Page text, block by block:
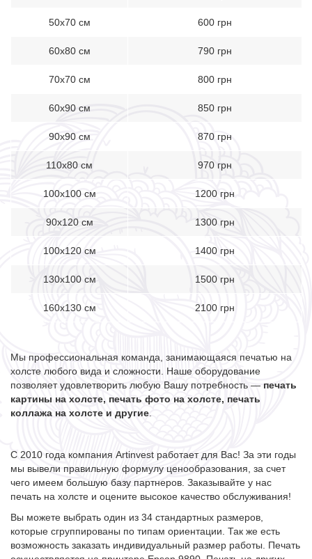
50х70 см 600 грн
60х80 см 790 грн
70х70 см 800 грн
60х90 см 850 грн
90х90 см 870 грн
110х80 см 970 грн
100х100 см 1200 грн
90х120 см 1300 грн
100х120 см 1400 грн
130х100 см 1500 грн
160х130 см 2100 грн
Мы профессиональная команда, занимающаяся печатью на
холсте любого вида и сложности. Наше оборудование
позволяет удовлетворить любую Вашу потребность — печать
картины на холсте, печать фото на холсте, печать
коллажа на холсте и другие
С 2010 года компания Artinvest работает для Вас! За эти годы
мы вывели правильную формулу ценообразования, за счет
чего имеем большую базу партнеров. Заказывайте у нас
печать на холсте и оцените высокое качество обслуживания!
Вы можете выбрать один из 34 стандартных размеров,
которые сгруппированы по типам ориентации. Так же есть
возможность заказать индивидуальный размер работы. Печать